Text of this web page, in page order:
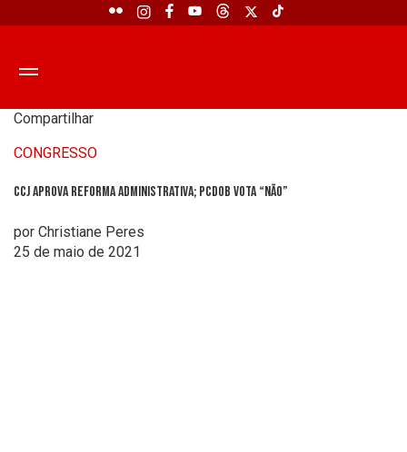
Compartilhar
CONGRESSO
CCJ aprova Reforma Administrativa; PCdoB vota “não”
por Christiane Peres
25 de maio de 2021